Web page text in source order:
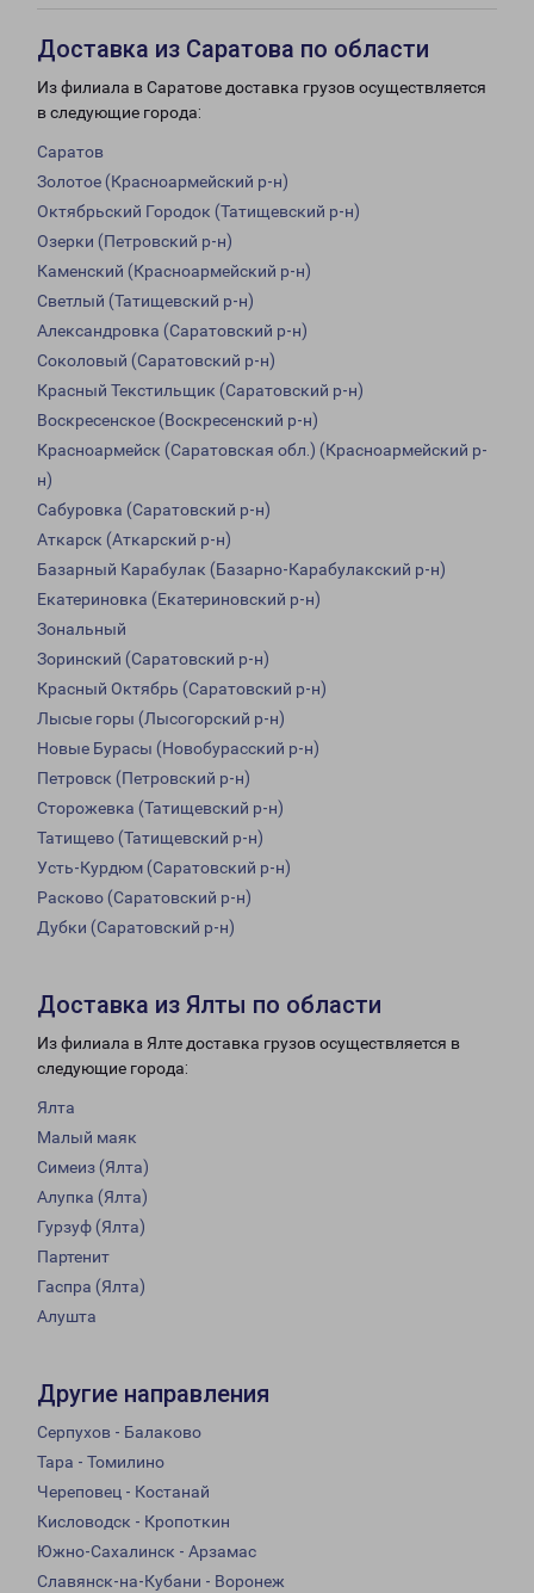
Доставка из Саратова по области
Из филиала в Саратове доставка грузов осуществляется
в следующие города:
Саратов
Золотое (Красноармейский р-н)
Октябрьский Городок (Татищевский р-н)
Озерки (Петровский р-н)
Каменский (Красноармейский р-н)
Светлый (Татищевский р-н)
Александровка (Саратовский р-н)
Соколовый (Саратовский р-н)
Красный Текстильщик (Саратовский р-н)
Воскресенское (Воскресенский р-н)
Красноармейск (Саратовская обл.) (Красноармейский р-
н)
Сабуровка (Саратовский р-н)
Аткарск (Аткарский р-н)
Базарный Карабулак (Базарно-Карабулакский р-н)
Екатериновка (Екатериновский р-н)
Зональный
Зоринский (Саратовский р-н)
Красный Октябрь (Саратовский р-н)
Лысые горы (Лысогорский р-н)
Новые Бурасы (Новобурасский р-н)
Петровск (Петровский р-н)
Сторожевка (Татищевский р-н)
Татищево (Татищевский р-н)
Усть-Курдюм (Саратовский р-н)
Расково (Саратовский р-н)
Дубки (Саратовский р-н)
Доставка из Ялты по области
Из филиала в Ялте доставка грузов осуществляется в
следующие города:
Ялта
Малый маяк
Симеиз (Ялта)
Алупка (Ялта)
Гурзуф (Ялта)
Партенит
Гаспра (Ялта)
Алушта
Другие направления
Серпухов - Балаково
Тара - Томилино
Череповец - Костанай
Кисловодск - Кропоткин
Южно-Сахалинск - Арзамас
Славянск-на-Кубани - Воронеж